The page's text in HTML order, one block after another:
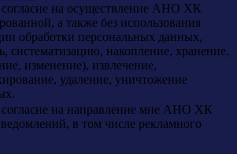
на осуществление АНО ХК
а также без использования
обработки персональных данных,
систематизацию, накопление, хранение,
изменение), извлечение,
удаление, уничтожение
на направление мне АНО ХК
в том числе рекламного